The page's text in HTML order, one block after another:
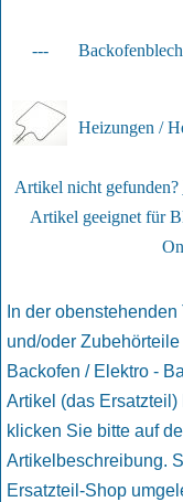
---
Heizungen /
Artikel nicht gefunden?
Artikel geeignet für
In der
und/oder
Backofen / Elektro -
Artikel (das
klicken Sie bitte auf
Artikelbeschreibung.
Ersatzteil-Shop